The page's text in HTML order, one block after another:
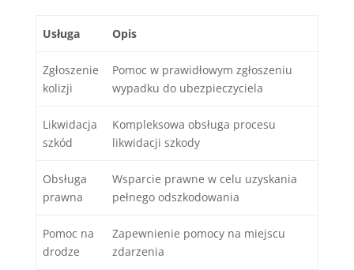
Usługa Opis
Zgłoszenie
kolizji
Pomoc w prawidłowym zgłoszeniu
wypadku do ubezpieczyciela
Likwidacja
szkód
Kompleksowa obsługa procesu
likwidacji szkody
Obsługa
prawna
Wsparcie prawne w celu uzyskania
pełnego odszkodowania
Pomoc na
drodze
Zapewnienie pomocy na miejscu
zdarzenia